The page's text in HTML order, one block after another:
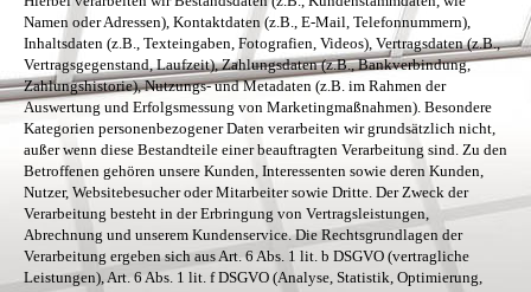
Namen oder Adressen), Kontaktdaten (z.B., E-Mail, Telefonnummern),
Inhaltsdaten (z.B., Texteingaben, Fotografien, Videos), Vertragsdaten (z.B.,
Vertragsgegenstand, Laufzeit), Zahlungsdaten (z.B., Bankverbindung,
Zahlungshistorie), Nutzungs- und Metadaten (z.B. im Rahmen der
Auswertung und Erfolgsmessung von Marketingmaßnahmen). Besondere
Kategorien personenbezogener Daten verarbeiten wir grundsätzlich nicht,
außer wenn diese Bestandteile einer beauftragten Verarbeitung sind. Zu den
Betroffenen gehören unsere Kunden, Interessenten sowie deren Kunden,
Nutzer, Websitebesucher oder Mitarbeiter sowie Dritte. Der Zweck der
Verarbeitung besteht in der Erbringung von Vertragsleistungen,
Abrechnung und unserem Kundenservice. Die Rechtsgrundlagen der
Verarbeitung ergeben sich aus Art. 6 Abs. 1 lit. b DSGVO (vertragliche
Leistungen), Art. 6 Abs. 1 lit. f DSGVO (Analyse, Statistik, Optimierung,